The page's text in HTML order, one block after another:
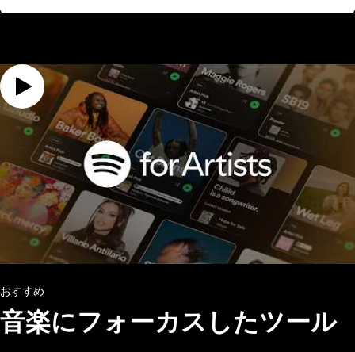
おすすめ
音楽にフォーカスしたツール